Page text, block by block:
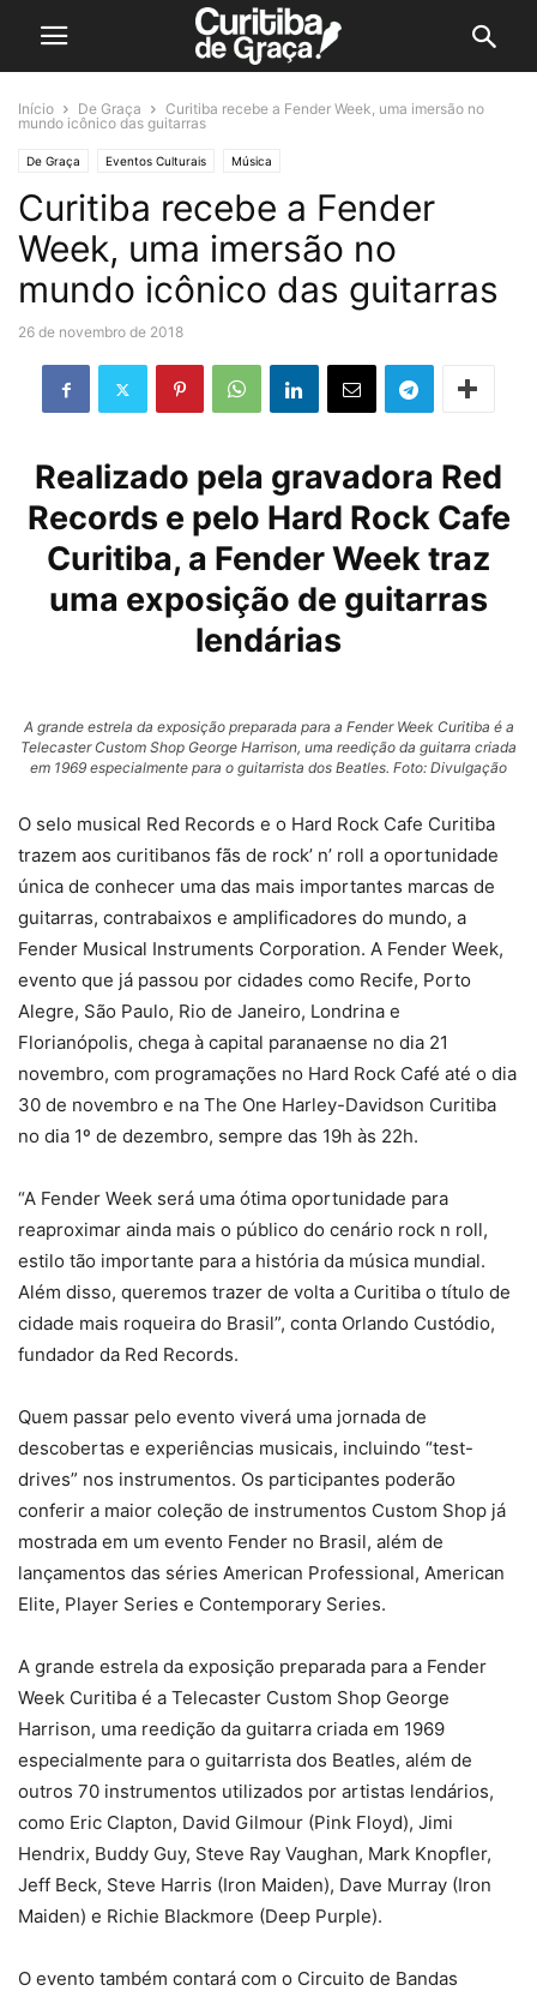
Início De Graça
Curitiba recebe a Fender Week, uma imersão no
mundo icônico das guitarras
De Graça Eventos Culturais Música
Curitiba recebe a Fender
Week, uma imersão no
mundo icônico das guitarras
26 de novembro de 2018
Realizado pela gravadora Red
Records e pelo Hard Rock Cafe
Curitiba, a Fender Week traz
uma exposição de guitarras
lendárias
A grande estrela da exposição preparada para a Fender Week Curitiba é a
Telecaster Custom Shop George Harrison, uma reedição da guitarra criada
em 1969 especialmente para o guitarrista dos Beatles. Foto: Divulgação
O selo musical Red Records e o Hard Rock Cafe Curitiba
trazem aos curitibanos fãs de rock’ n’ roll a oportunidade
única de conhecer uma das mais importantes marcas de
guitarras, contrabaixos e amplificadores do mundo, a
Fender Musical Instruments Corporation. A Fender Week,
evento que já passou por cidades como Recife, Porto
Alegre, São Paulo, Rio de Janeiro, Londrina e
Florianópolis, chega à capital paranaense no dia 21
novembro, com programações no Hard Rock Café até o dia
30 de novembro e na The One Harley-Davidson Curitiba
no dia 1º de dezembro, sempre das 19h às 22h.
“A Fender Week será uma ótima oportunidade para
reaproximar ainda mais o público do cenário rock n roll,
estilo tão importante para a história da música mundial.
Além disso, queremos trazer de volta a Curitiba o título de
cidade mais roqueira do Brasil”, conta Orlando Custódio,
fundador da Red Records.
Quem passar pelo evento viverá uma jornada de
descobertas e experiências musicais, incluindo “test-
drives” nos instrumentos. Os participantes poderão
conferir a maior coleção de instrumentos Custom Shop já
mostrada em um evento Fender no Brasil, além de
lançamentos das séries American Professional, American
Elite, Player Series e Contemporary Series.
A grande estrela da exposição preparada para a Fender
Week Curitiba é a Telecaster Custom Shop George
Harrison, uma reedição da guitarra criada em 1969
especialmente para o guitarrista dos Beatles, além de
outros 70 instrumentos utilizados por artistas lendários,
como Eric Clapton, David Gilmour (Pink Floyd), Jimi
Hendrix, Buddy Guy, Steve Ray Vaughan, Mark Knopfler,
Jeff Beck, Steve Harris (Iron Maiden), Dave Murray (Iron
Maiden) e Richie Blackmore (Deep Purple).
O evento também contará com o Circuito de Bandas